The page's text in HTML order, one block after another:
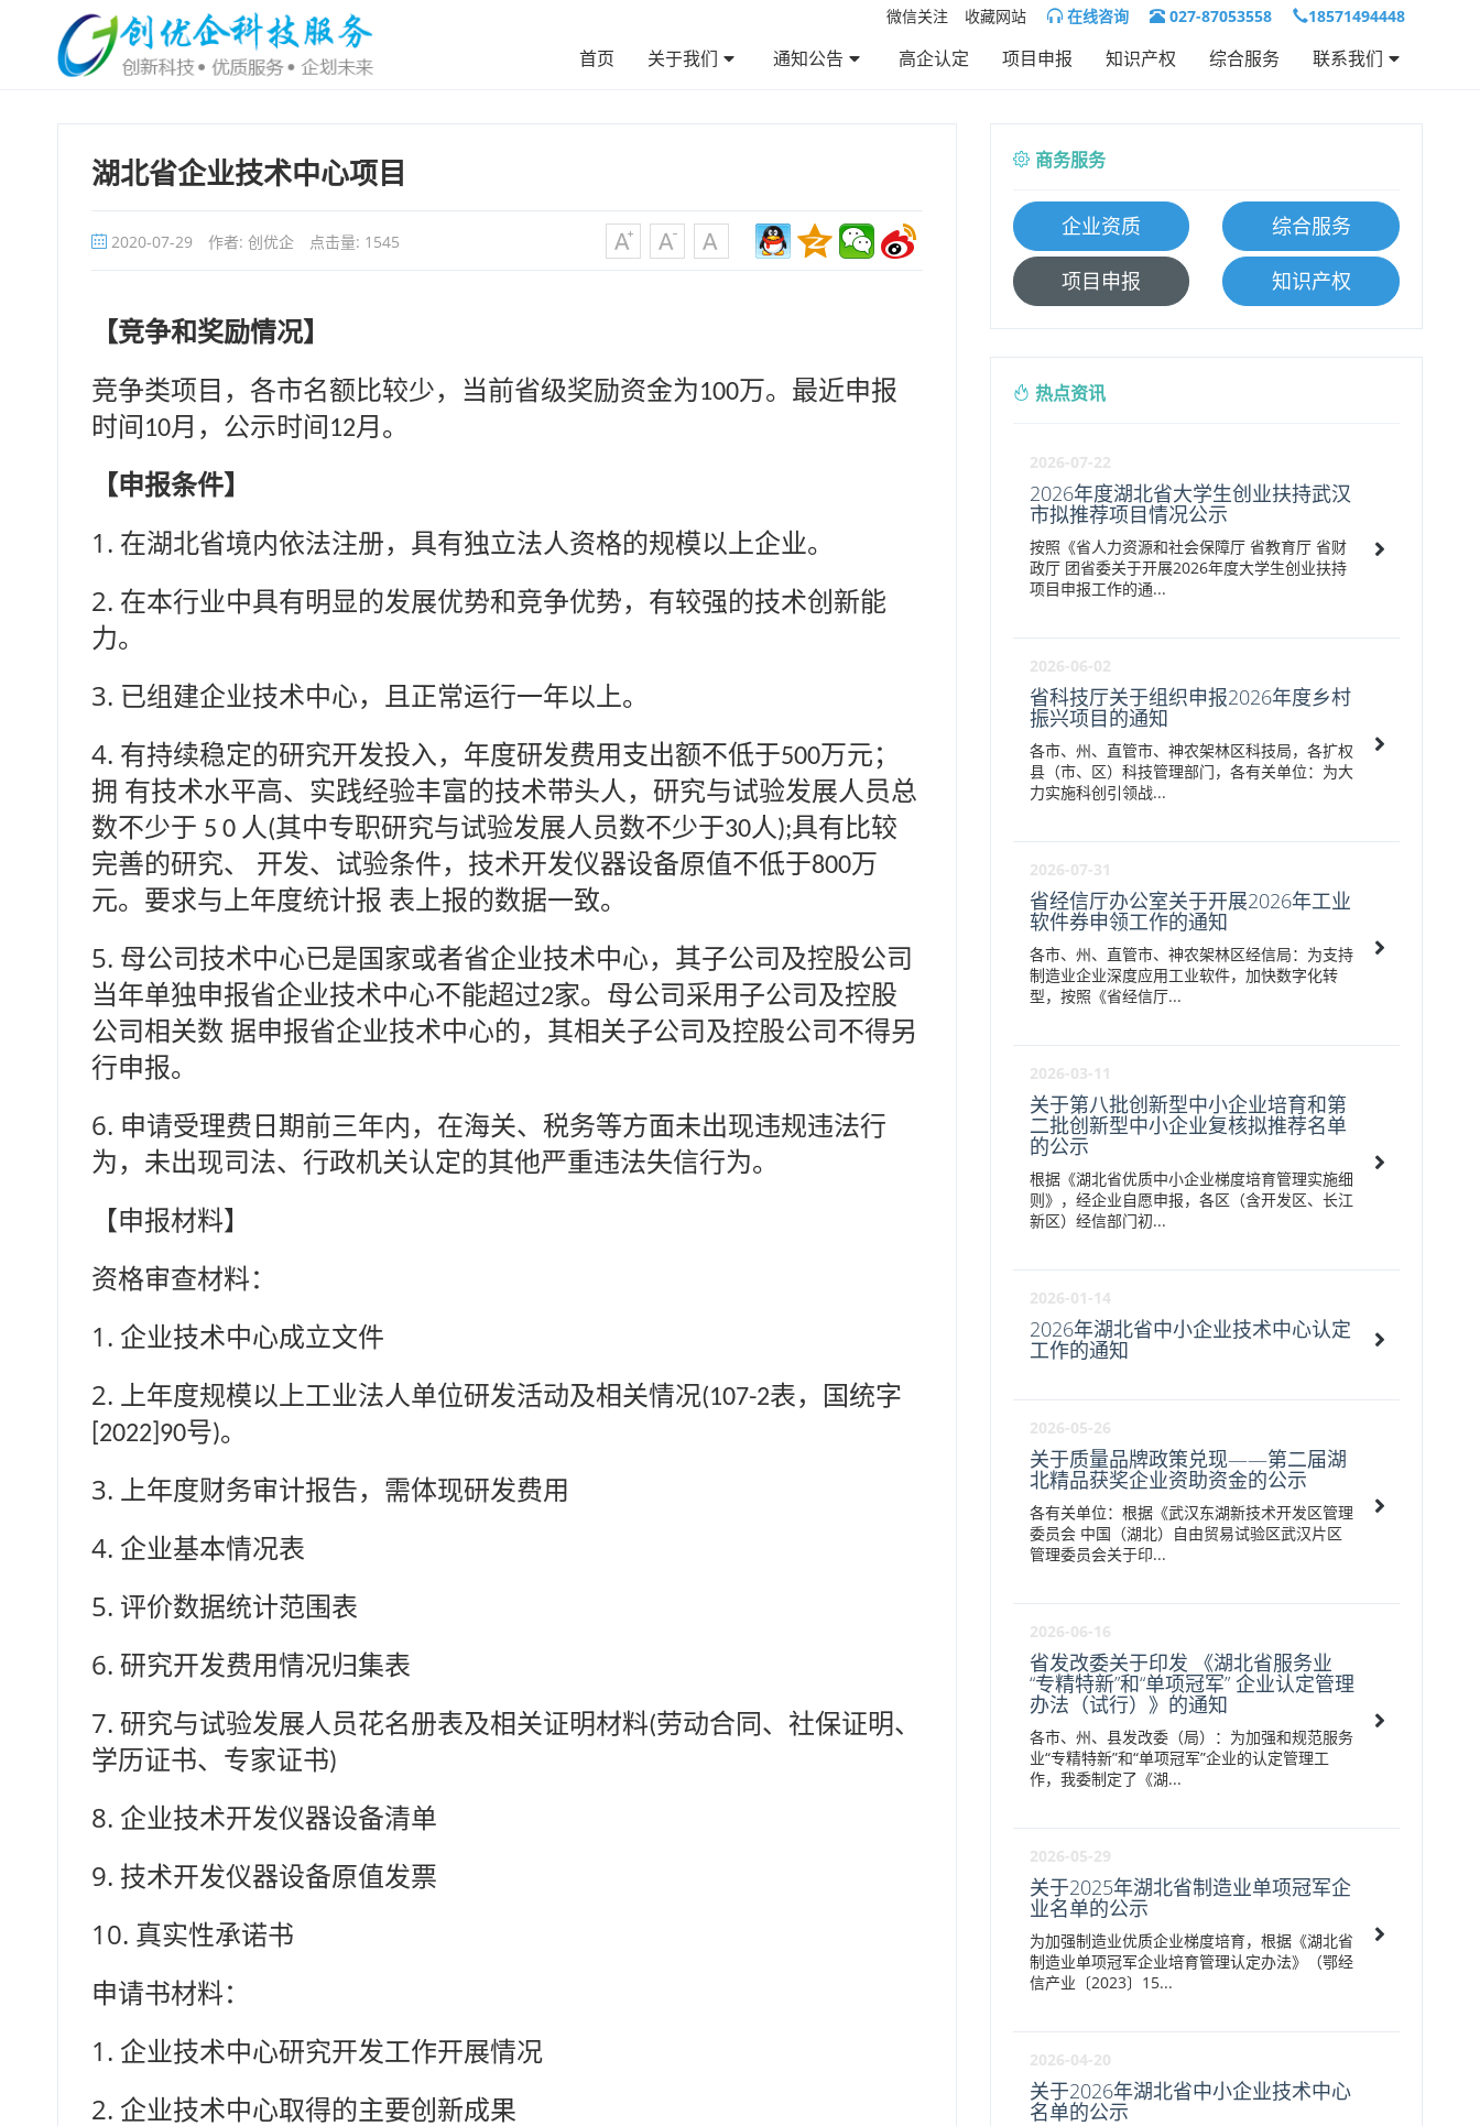
微信关注 收藏网站 在线咨询 027-87053558 18571494448
首页 关于我们 通知公告 高企认定 项目申报 知识产权 综合服务 联系我们
湖北省企业技术中心项目
2020-07-29 作者: 创优企 点击量: 1545
【竞争和奖励情况】
竞争类项目，各市名额比较少，当前省级奖励资金为100万。最近申报
时间 10月，公示时间 12月。
【申报条件】
1. 在湖北省境内依法注册，具有独立法人资格的规模以上企业。
2. 在本行业中具有明显的发展优势和竞争优势，有较强的技术创新能
力。
3. 已组建企业技术中心，且正常运行一年以上。
4. 有持续稳定的研究开发投入，年度研发费用支出额不低于500万元；
拥 有技术水平高、实践经验丰富的技术带头人，研究与试验发展人员总
数不少于 5 0 人(其中专职研究与试验发展人员数不少于30人 );具有比较
完善的研究、 开发、试验条件，技术开发仪器设备原值不低于800万
元。要求与上年度统计报 表上报的数据一致。
5. 母公司技术中心已是国家或者省企业技术中心，其子公司及控股公司
当年单独申报省企业技术中心不能超过2家。母公司采用子公司及控股
公司相关数 据申报省企业技术中心的，其相关子公司及控股公司不得另
行申报。
6. 申请受理费日期前三年内，在海关、税务等方面未出现违规违法行
为，未出现司法、行政机关认定的其他严重违法失信行为。
【申报材料】
资格审查材料：
1. 企业技术中心成立文件
2. 上年度规模以上工业法人单位研发活动及相关情况(107-2表，国统字
[2022]90号)。
3. 上年度财务审计报告，需体现研发费用
4. 企业基本情况表
5. 评价数据统计范围表
6. 研究开发费用情况归集表
7. 研究与试验发展人员花名册表及相关证明材料(劳动合同、社保证明、
学历证书、专家证书)
8. 企业技术开发仪器设备清单
9. 技术开发仪器设备原值发票
10. 真实性承诺书
申请书材料：
1. 企业技术中心研究开发工作开展情况
2. 企业技术中心取得的主要创新成果
商务服务
企业资质 综合服务
项目申报 知识产权
热点资讯
2026-07-22
2026年度湖北省大学生创业扶持武汉
市拟推荐项目情况公示
按照《省人力资源和社会保障厅 省教育厅 省财
政厅 团省委关于开展2026年度大学生创业扶持
项目申报工作的通...
2026-06-02
省科技厅关于组织申报2026年度乡村
振兴项目的通知
各市、州、直管市、神农架林区科技局，各扩权
县（市、区）科技管理部门，各有关单位：为大
力实施科创引领战...
2026-07-31
省经信厅办公室关于开展2026年工业
软件券申领工作的通知
各市、州、直管市、神农架林区经信局：为支持
制造业企业深度应用工业软件，加快数字化转
型，按照《省经信厅...
2026-03-11
关于第八批创新型中小企业培育和第
二批创新型中小企业复核拟推荐名单
的公示
根据《湖北省优质中小企业梯度培育管理实施细
则》，经企业自愿申报，各区（含开发区、长江
新区）经信部门初...
2026-01-14
2026年湖北省中小企业技术中心认定
工作的通知
2026-05-26
关于质量品牌政策兑现——第二届湖
北精品获奖企业资助资金的公示
各有关单位：根据《武汉东湖新技术开发区管理
委员会 中国（湖北）自由贸易试验区武汉片区
管理委员会关于印...
2026-06-16
省发改委关于印发 《湖北省服务业
“专精特新”和“单项冠军” 企业认定管理
办法（试行）》的通知
各市、州、县发改委（局）：为加强和规范服务
业“专精特新”和“单项冠军”企业的认定管理工
作，我委制定了《湖...
2026-05-29
关于2025年湖北省制造业单项冠军企
业名单的公示
为加强制造业优质企业梯度培育，根据《湖北省
制造业单项冠军企业培育管理认定办法》（鄂经
信产业〔2023〕15...
2026-04-20
关于2026年湖北省中小企业技术中心
名单的公示